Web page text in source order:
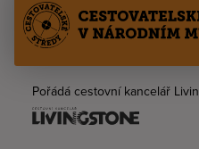
Pořádá cestovní kancelář